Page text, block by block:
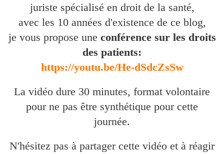
juriste spécialisé en droit de la santé,
avec les 10 années d'existence de ce blog,
je vous propose une conférence sur les droits
des patients:
https://youtu.be/He-dSdcZsSw
La vidéo dure 30 minutes, format volontaire
pour ne pas être synthétique pour cette
journée.
N'hésitez pas à partager cette vidéo et à réagir